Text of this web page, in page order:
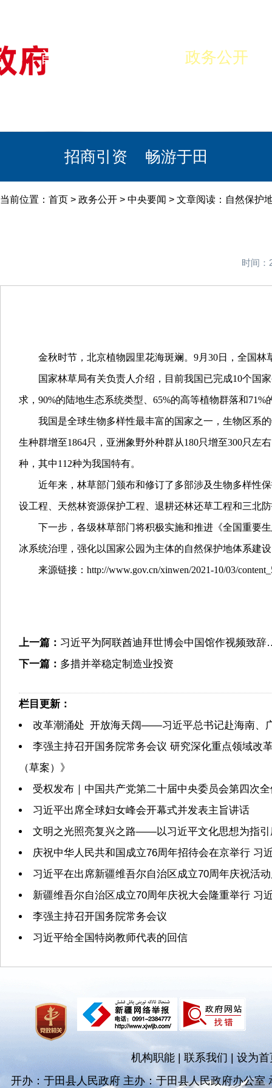
首页 政务公开
招商引资 畅游于田
当前位置： 首页 > 政务公开 > 中央要闻 > 文章阅读：自然保护
时间：
金秋时节，北京植物园里花海斑斓。9月30日，全国
国家林草局有关负责人介绍，目前我国已完成10个国
求，90%的陆地生态系统类型、65%的高等植物群落和
我国是全球生物多样性最丰富的国家之一，生物区系
生种群增至1864只，亚洲象野外种群从180只增至300只
种，其中112种为我国特有。
近年来，林草部门颁布和修订了多部涉及生物多样性
设工程、天然林资源保护工程、退耕还林还草工程和三北
下一步，各级林草部门将积极实施和推进《全国重要
冰系统治理，强化以国家公园为主体的自然保护地体系建
来源链接：http://www.gov.cn/xinwen/2021-10/03/
上一篇： 习近平为阿联酋迪拜世博会中国馆作视频致
下一篇： 多措并举稳定制造业投资
栏目更新：
改革潮涌处 开放海天阔——习近平总书记赴海南、
李强主持召开国务院常务会议 研究深化重点领域改
（草案）》
受权发布｜中国共产党第二十届中央委员会第四次
习近平出席全球妇女峰会开幕式并发表主旨讲话
文明之光照亮复兴之路——以习近平文化思想为指引
庆祝中华人民共和国成立76周年招待会在京举行 习
习近平在出席新疆维吾尔自治区成立70周年庆祝活
新疆维吾尔自治区成立70周年庆祝大会隆重举行 习
李强主持召开国务院常务会议
习近平给全国特岗教师代表的回信
机构职能 联系我们|设为首
开办：于田县人民政府 主办：于田县人民政府办公室